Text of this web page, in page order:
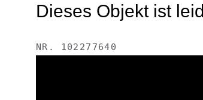
Dieses Objekt ist
NR. 102277640